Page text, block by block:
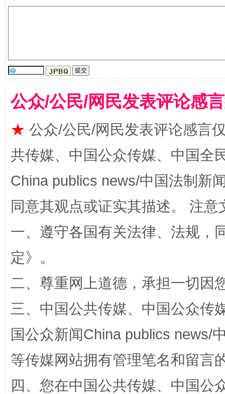
国家大学科技园优化重塑工作
扯下公款旅游的“隐身衣” 如何以
“蜀中异人”王建安的艺术幻境
公众/公民/网民发表评论感
★ 公众/公民/网民发表评论感言
共传媒、中国公众传媒、中国全
China publics news/中国法制新
同意其观点或证实其描述。 注
一、遵守各国有关法律、法规，
定》。
二、尊重网上道德，承担一切因
三、中国公共传媒、中国公众传
国公众新闻China publics news/
等传媒网站拥有管理笔名和留言
四、您在中国公共传媒、中国公